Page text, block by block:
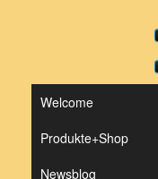
Welcome
Produkte+Shop
Newsblog